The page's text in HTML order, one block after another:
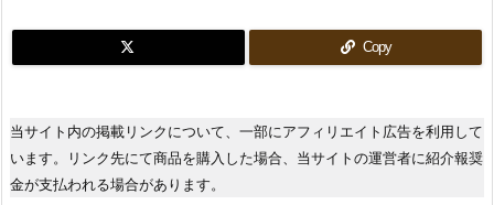
Copy
当サイト内の掲載リンクについて、一部にアフィリエイト広告を利用して
います。リンク先にて商品を購入した場合、当サイトの運営者に紹介報奨
金が支払われる場合があります。